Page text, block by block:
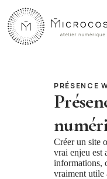
contenu
PRÉSENCE
Créer un site
vrai enjeu est
informations,
vraiment utile